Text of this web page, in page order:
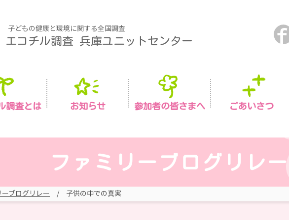
子どもの健康と環境に関する全国調査
エコチル調査 兵庫ユニットセンター
調査とは お知らせ 参加者の皆さまへ ごあいさつ
ファミリーブログリレー
ーブログリレー 子供の中での真実